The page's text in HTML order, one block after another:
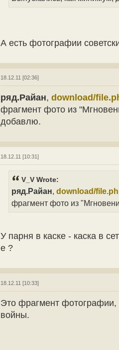
А есть фотографии
18.12.11 [02:36]
ряд.Райан, download/
фрагмент фото из
добавлю.
18.12.11 [10:31]
V_V Wrote:
ряд.Райан, download/
фрагмент фото из
У парня в каске - каска в
е ?
18.12.11 [10:33]
Это фрагмент
войны.